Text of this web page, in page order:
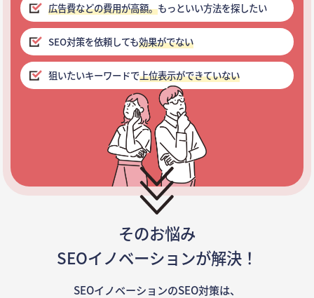
広告費などの費用が高額。もっといい方法を探したい
SEO対策を依頼しても効果がでない
狙いたいキーワードで上位表示ができていない
そのお悩み
SEOイノベーションが解決！
SEOイノベーションのSEO対策は、